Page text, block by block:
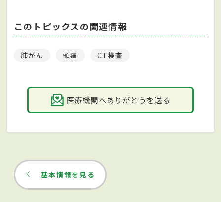
このトピックスの関連情報
肺がん 頭痛 CT検査
医療機関へありがとうを送る
基本情報を見る